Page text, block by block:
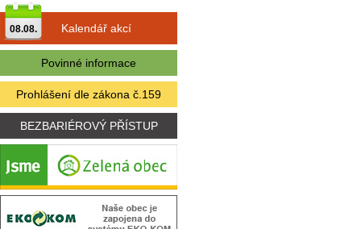
08.08. Kalendář akcí
Povinné informace
Prohlášení dle zákona č.159
BEZBARIÉROVÝ PŘÍSTUP